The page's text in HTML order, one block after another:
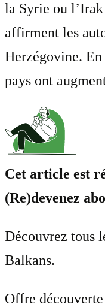
la Syrie ou
affirment les
Herzégovine. En
pays ont
Cet article est
(Re)devenez
Découvrez tous
Balkans.
Offre découverte